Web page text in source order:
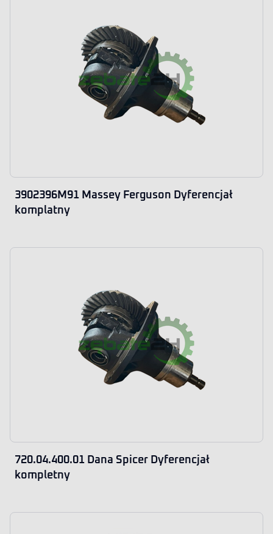
3902396M91 Massey Ferguson Dyferencjał
komplatny
720.04.400.01 Dana Spicer Dyferencjał
kompletny